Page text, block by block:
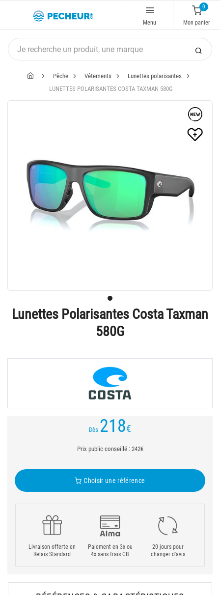
Menu
0
Mon panier
Pêche Vêtements
Lunettes polarisantes
LUNETTES POLARISANTES COSTA TAXMAN 580G
Lunettes Polarisantes Costa Taxman
580G
Dès 218€
Prix public conseillé : 242€
Choisir une référence
Livraison offerte en
Relais Standard
Paiement en 3x ou
4x sans frais CB
20 jours pour
changer d'avis